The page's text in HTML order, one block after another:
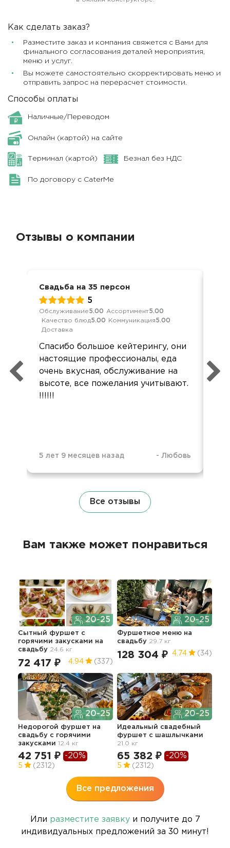
Как сделать заказ?
Разместите заказ и компания свяжется с Вами для
финального согласования деталей мероприятия,
меню и услуг.
Вы можете самостоятельно скорректировать меню и
отправить запрос на перерасчет стоимости.
Способы оплаты
Наличные/Переводом
Онлайн (картой) на сайте
Терминал (картой) Безнал без НДС
По договору с CaterMe
Отзывы о компании
Свадьба на 35 персон
5
Обслуживание5.00 Ассортимент5.00
Качество блюд5.00 Коммуникация5.00
Доставка
Спасибо большое кейтерингу, они
настоящие профессионалы, еда
очень вкусная, обслуживание на
высоте, все пожелания учитывают.
!!!!!!
5 лет 9 месяцев назад - Любовь
и
Все отзывы
Вам также может понравиться
20-25
Сытный фуршет с
горячими закусками на
свадьбу 24.6 кг
72 417 ₽ 4.94 (337)
20-25
Фуршетное меню на
свадьбу 29.7 кг
128 304 ₽ 4.74 (34)
20-25
Недорогой фуршет на
свадьбу с горячими
закусками 12.4 кг
42 751 ₽ -20%
5 (2312)
20-25
Идеальный свадебный
фуршет с шашлычками
21.0 кг
65 382 ₽ -20%
5 (2312)
Все предложения
Или разместите заявкуи получите до 7
индивидуальных предложений за 30 минут!